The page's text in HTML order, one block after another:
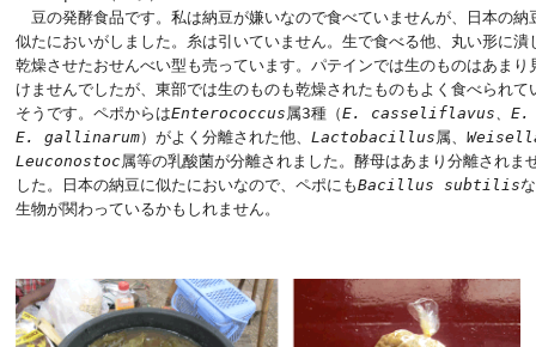
豆の発酵食品です。私は納豆が嫌いなので食べていませんが、日本の納
似たにおいがしました。糸は引いていません。生で食べる他、丸い形に潰
乾燥させたおせんべい型も売っています。パテインでは生のものはあまり
けませんでしたが、東部では生のものも乾燥されたものもよく食べられて
そうです。ペポからはEnterococcus 属3種（E. casseliflavus、E.
E. gallinarum）がよく分離された他、Lactobacillus 属、
Leuconostoc 属等の乳酸菌が分離されました。酵母はあまり分離されま
した。日本の納豆に似たにおいなので、ペポにもBacillus subtilis
生物が関わっているかもしれません。